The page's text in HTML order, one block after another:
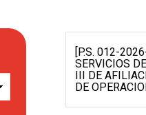
[P.S. 012-
SERVICIOS
III DE
DE